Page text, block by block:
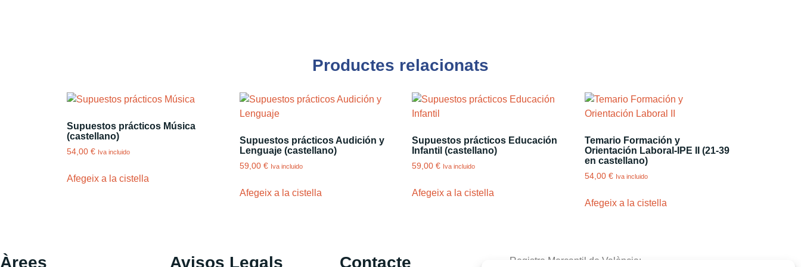
Productes relacionats
Supuestos prácticos Música
(castellano)
54,00 € Iva incluido
Afegeix a la cistella
Supuestos prácticos Audición y
Lenguaje (castellano)
59,00 € Iva incluido
Afegeix a la cistella
Supuestos prácticos Educación
Infantil (castellano)
59,00 € Iva incluido
Afegeix a la cistella
Temario Formación y
Orientación Laboral-IPE II (21-39
en castellano)
54,00 € Iva incluido
Afegeix a la cistella
Àrees Avisos Legals Contacte Registre Mercantil de València: